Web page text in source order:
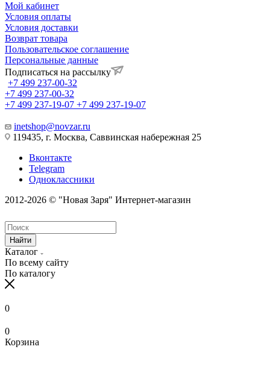
Мой кабинет
Условия оплаты
Условия доставки
Возврат товара
Пользовательское соглашение
Персональные данные
Подписаться на рассылку
+7 499 237-00-32
+7 499 237-00-32
+7 499 237-19-07 +7 499 237-19-07
inetshop@novzar.ru
119435, г. Москва, Саввинская набережная 25
Вконтакте
Telegram
Одноклассники
2012-2026 © "Новая Заря" Интернет-магазин
Найти
Каталог
По всему сайту
По каталогу
0
0
Корзина